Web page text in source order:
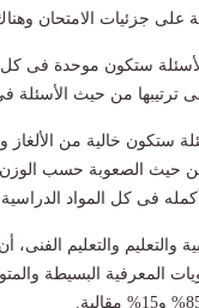
على جزئيات الامتحان
ترتيبها من حيث الأسئلة
ستكون خالية من
حيث الصعوبة حسب الوزن
فى كل المواد الدراسية.
والتعليم والتعليم